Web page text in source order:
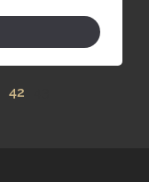
42